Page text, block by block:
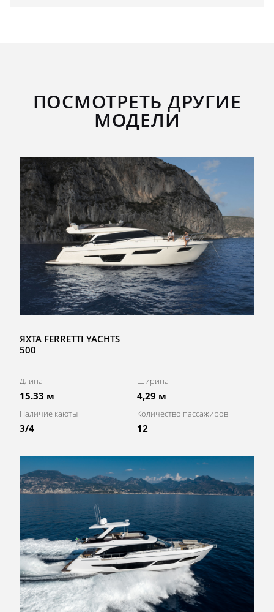
ПОСМОТРЕТЬ ДРУГИЕ
МОДЕЛИ
ЯХТА FERRETTI YACHTS
500
Длина
15.33 м
Ширина
4,29 м
Наличие каюты
3/4
Количество пассажиров
12